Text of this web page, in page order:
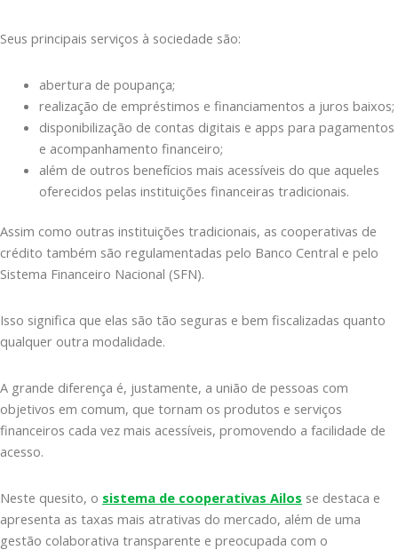
Seus principais serviços à sociedade são:
abertura de poupança;
realização de empréstimos e financiamentos a juros baixos;
disponibilização de contas digitais e apps para pagamentos
e acompanhamento financeiro;
além de outros benefícios mais acessíveis do que aqueles
oferecidos pelas instituições financeiras tradicionais.
Assim como outras instituições tradicionais, as cooperativas de
crédito também são regulamentadas pelo Banco Central e pelo
Sistema Financeiro Nacional (SFN).
Isso significa que elas são tão seguras e bem fiscalizadas quanto
qualquer outra modalidade.
A grande diferença é, justamente, a união de pessoas com
objetivos em comum, que tornam os produtos e serviços
financeiros cada vez mais acessíveis, promovendo a facilidade de
acesso.
Neste quesito, o sistema de cooperativas Ailos se destaca e
apresenta as taxas mais atrativas do mercado, além de uma
gestão colaborativa transparente e preocupada com o